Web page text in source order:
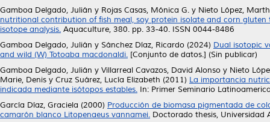
Gamboa Delgado, Julián y Rojas Casas, Mónica G. y Nieto López,
nutritional contribution of fish meal, soy protein isolate and corn
isotope analysis. Aquaculture, 380. pp. 33-40. ISSN 0044-8486
Gamboa Delgado, Julián y Sánchez Díaz, Ricardo (2024) Dual isotopic
and wild (W) Totoaba macdonaldi. [Conjunto de datos.] (Sin publicar)
Gamboa Delgado, Julián y Villarreal Cavazos, David Alonso y Nieto
Marie, Denis y Cruz Suárez, Lucía Elizabeth (2011) La importancia
indicada mediante isótopos estables. In: Primer Seminario
García Díaz, Graciela (2000) Producción de biomasa pigmentada de
camarón blanco Litopenaeus vannamei. Doctorado thesis, Universidad